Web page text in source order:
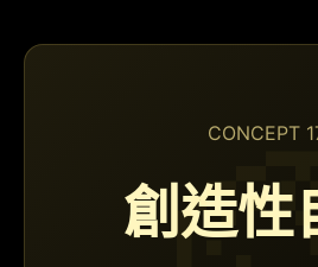
CONCEPT
創造性